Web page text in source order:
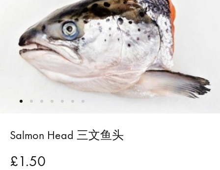
Salmon Head 三文鱼头
£1.50